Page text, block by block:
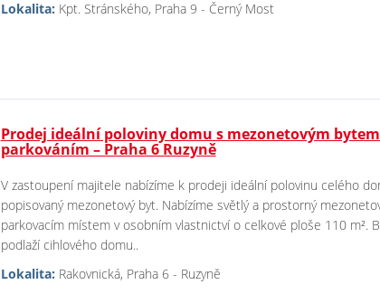
Lokalita: Kpt. Stránského, Praha 9 - Černý Most
Prodej ideální poloviny domu s mezonetovým
parkováním – Praha 6 Ruzyně
V zastoupení majitele nabízíme k prodeji ideální polovinu celého
popisovaný mezonetový byt. Nabízíme světlý a prostorný
parkovacím místem v osobním vlastnictví o celkové ploše 110 m².
podlaží cihlového domu..
Lokalita: Rakovnická, Praha 6 - Ruzyně